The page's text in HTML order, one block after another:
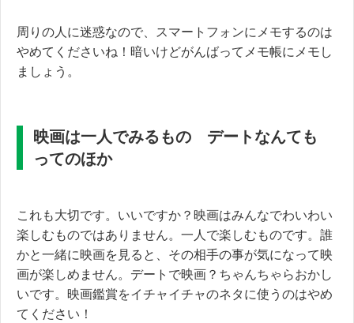
周りの人に迷惑なので、スマートフォンにメモするのは
やめてくださいね！暗いけどがんばってメモ帳にメモし
ましょう。
映画は一人でみるもの デートなんても
ってのほか
これも大切です。いいですか？映画はみんなでわいわい
楽しむものではありません。一人で楽しむものです。誰
かと一緒に映画を見ると、その相手の事が気になって映
画が楽しめません。デートで映画？ちゃんちゃらおかし
いです。映画鑑賞をイチャイチャのネタに使うのはやめ
てください！